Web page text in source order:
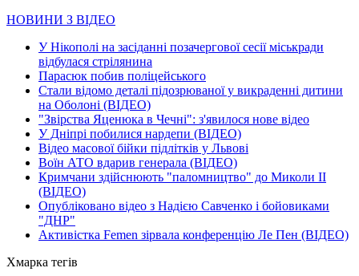
НОВИНИ З ВІДЕО
У Нікополі на засіданні позачергової сесії міськради
відбулася стрілянина
Парасюк побив поліцейського
Стали відомо деталі підозрюваної у викраденні дитини
на Оболоні (ВІДЕО)
"Звірства Яценюка в Чечні": з'явилося нове відео
У Дніпрі побилися нардепи (ВІДЕО)
Відео масової бійки підлітків у Львові
Воїн АТО вдарив генерала (ВІДЕО)
Кримчани здійснюють "паломництво" до Миколи ІІ
(ВІДЕО)
Опубліковано відео з Надією Савченко і бойовиками
"ДНР"
Активістка Femen зірвала конференцію Ле Пен (ВІДЕО)
Хмарка тегів